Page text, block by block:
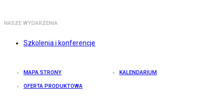
NASZE WYDARZENIA
Szkolenia i konferencje
MAPA STRONY KALENDARIUM
OFERTA PRODUKTOWA